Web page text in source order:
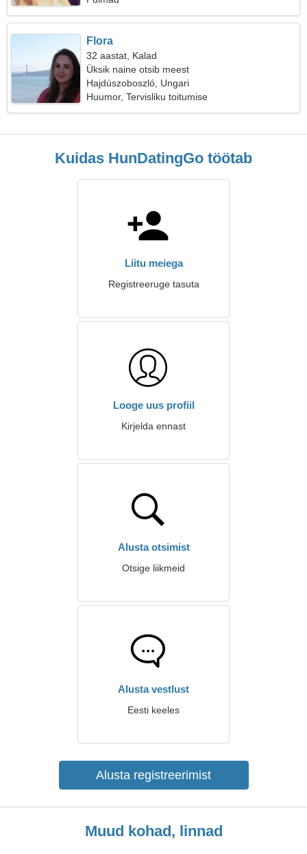
Flora
32 aastat, Kalad
Üksik naine otsib meest
Hajdúszoboszló, Ungari
Huumor, Tervisliku toitumise
Kuidas HunDatingGo töötab
Liitu meiega
Registreeruge tasuta
Looge uus profiil
Kirjelda ennast
Alusta otsimist
Otsige liikmeid
Alusta vestlust
Eesti keeles
Alusta registreerimist
Muud kohad, linnad